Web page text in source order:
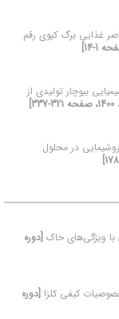
غذایی برگ کیوی رقم
بیوچار تولیدی از
در محلول
با ویژگی‌های خاک [دوره
کیفی کلزا [دوره